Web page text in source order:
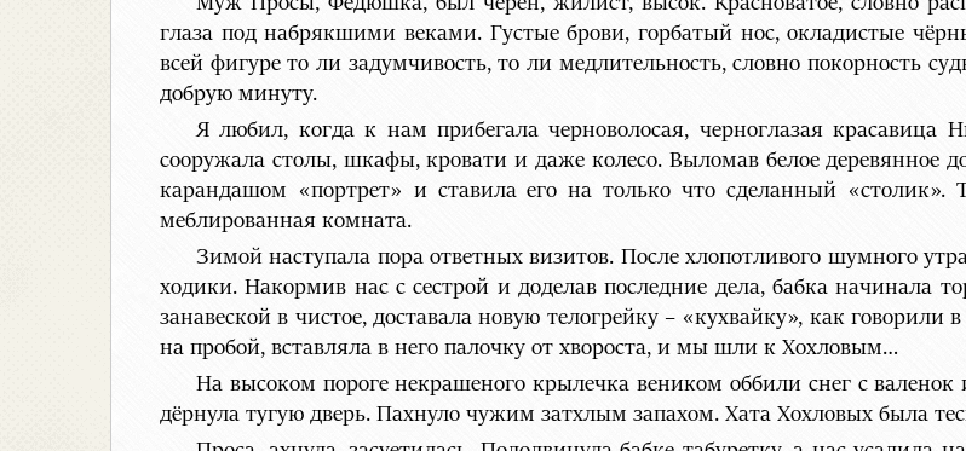
глаза под набрякшими веками. Густые брови, горбатый нос, окладистые
всей фигуре то ли задумчивость, то ли медлительность, словно покорность
добрую минуту.
Я любил, когда к нам прибегала черноволосая, черноглазая красавица
сооружала столы, шкафы, кровати и даже колесо. Выломав белое деревянное
карандашом «портрет» и ставила его на только что сделанный «столик».
меблированная комната.
Зимой наступала пора ответных визитов. После хлопотливого шумного
ходики. Накормив нас с сестрой и доделав последние дела, бабка начинала
занавеской в чистое, доставала новую телогрейку – «кухвайку», как
на пробой, вставляла в него палочку от хвороста, и мы шли к Хохловым…
На высоком пороге некрашеного крылечка веником оббили снег с
дёрнула тугую дверь. Пахнуло чужим затхлым запахом. Хата Хохловых была